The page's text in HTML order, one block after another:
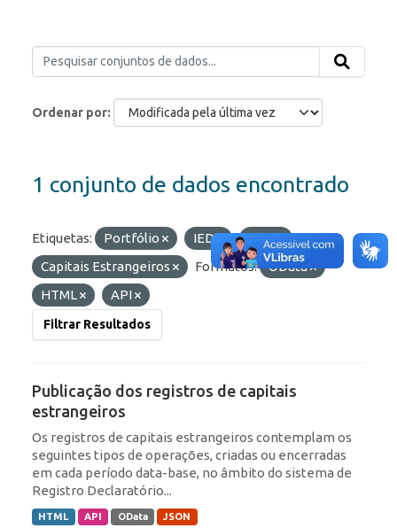
Ordenar por
1 conjunto de dados encontrado
Etiquetas: Portfólio IED
RDE
Capitais Estrangeiros
Formatos:
OData
HTML
API
Filtrar Resultados
Publicação dos registros de capitais
estrangeiros
Os registros de capitais estrangeiros contemplam os
seguintes tipos de operações, criadas ou encerradas
em cada período data-base, no âmbito do sistema de
Registro Declaratório...
HTML API OData JSON